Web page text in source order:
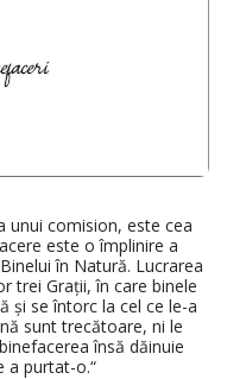
unui comision, este cea
este o împlinire a
în Natură. Lucrarea
trei Graţii, în care binele
şi se întorc la cel ce le-a
sunt trecătoare, ni le
însă dăinuie
a purtat-o.“